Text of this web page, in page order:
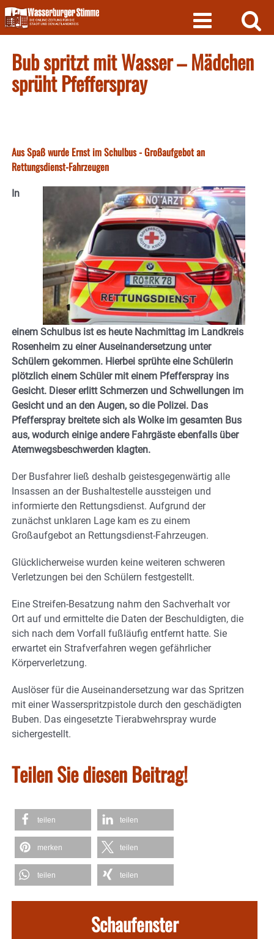
Skip
to
content
Bub spritzt mit Wasser – Mädchen
sprüht Pfefferspray
Aus Spaß wurde Ernst im Schulbus - Großaufgebot an
Rettungsdienst-Fahrzeugen
In
einem Schulbus ist es heute Nachmittag im Landkreis
Rosenheim zu einer Auseinandersetzung unter
Schülern gekommen. Hierbei sprühte eine Schülerin
plötzlich einem Schüler mit einem Pfefferspray ins
Gesicht. Dieser erlitt Schmerzen und Schwellungen im
Gesicht und an den Augen, so die Polizei. Das
Pfefferspray breitete sich als Wolke im gesamten Bus
aus, wodurch einige andere Fahrgäste ebenfalls über
Atemwegsbeschwerden klagten.
Der Busfahrer ließ deshalb geistesgegenwärtig alle
Insassen an der Bushaltestelle aussteigen und
informierte den Rettungsdienst. Aufgrund der
zunächst unklaren Lage kam es zu einem
Großaufgebot an Rettungsdienst-Fahrzeugen.
Glücklicherweise wurden keine weiteren schweren
Verletzungen bei den Schülern festgestellt.
Eine Streifen-Besatzung nahm den Sachverhalt vor
Ort auf und ermittelte die Daten der Beschuldigten, die
sich nach dem Vorfall fußläufig entfernt hatte. Sie
erwartet ein Strafverfahren wegen gefährlicher
Körperverletzung.
Auslöser für die Auseinandersetzung war das Spritzen
mit einer Wasserspritzpistole durch den geschädigten
Buben. Das eingesetzte Tierabwehrspray wurde
sichergestellt.
Teilen Sie diesen Beitrag!
teilen teilen
merken teilen
teilen teilen
Schaufenster